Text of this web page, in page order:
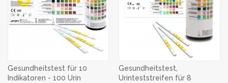
Gesundheitstest für 10
Indikatoren - 100 Urin
Gesundheitstest,
Urinteststreifen für 8